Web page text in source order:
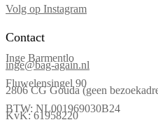
Volg op Instagram
Contact
Inge Barmentlo
inge@bag-again.nl
Fluwelensingel 90
2806 CG Gouda (geen
BTW: NL001969030B24
KvK: 61958220